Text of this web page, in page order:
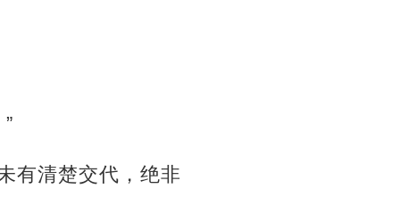
有清楚交代，绝非